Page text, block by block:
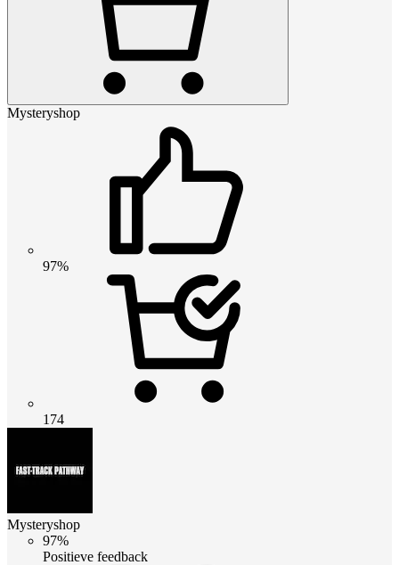
Mysteryshop
97%
174
Mysteryshop
97%
Positieve feedback